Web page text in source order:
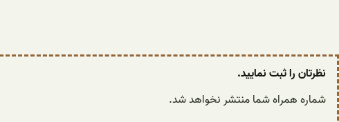
نظرتان را ثبت نمایید.
شماره همراه شما منتشر نخواهد شد.